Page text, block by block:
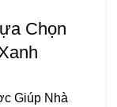
Chọn
Giúp Nhà